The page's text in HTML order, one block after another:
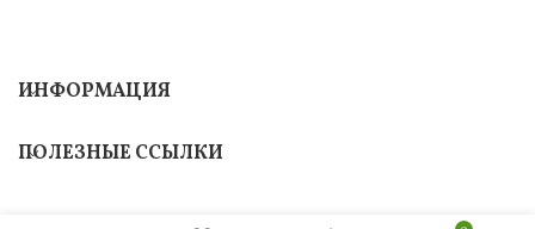
ИНФОРМАЦИЯ
ПОЛЕЗНЫЕ ССЫЛКИ